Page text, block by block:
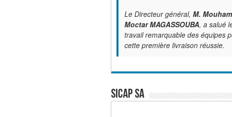
Le Directeur général, M.
Moctar MAGASSOUBA, a salué
travail remarquable des équipes
cette première livraison réussie.
SICAP SA